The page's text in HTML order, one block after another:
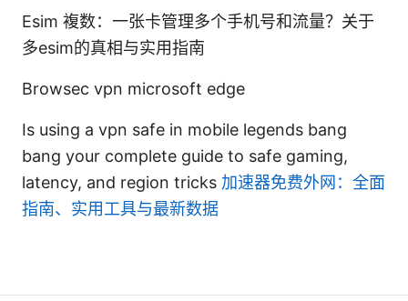
Esim 複数：一张卡管理多个手机号和流量？关于
多esim的真相与实用指南
Browsec vpn microsoft edge
Is using a vpn safe in mobile legends bang
bang your complete guide to safe gaming,
latency, and region tricks 加速器免费外网：全面
指南、实用工具与最新数据